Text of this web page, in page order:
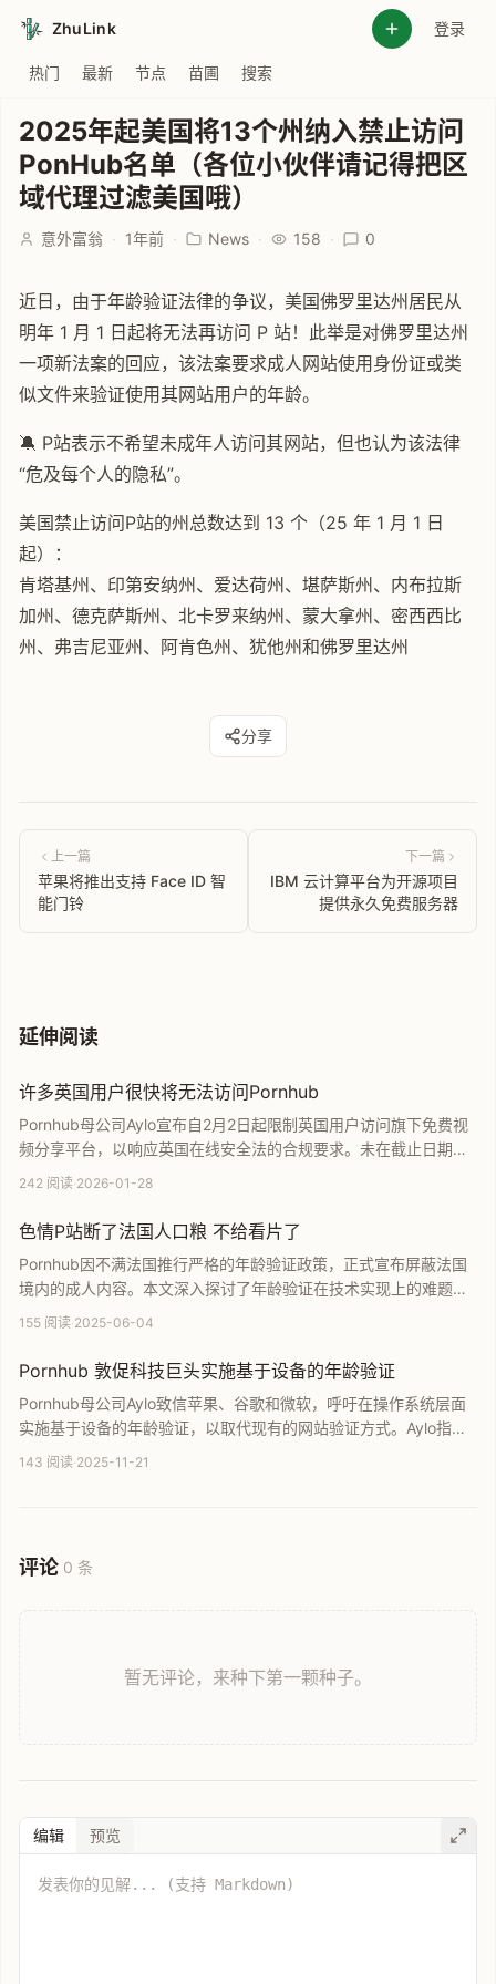
ZhuLink 登录
热门 最新 节点 苗圃 搜索
2025年起美国将13个州纳入禁止访问
PonHub名单（各位小伙伴请记得把区
域代理过滤美国哦）
意外富翁 · 1年前 · News · 158 · 0
近日，由于年龄验证法律的争议，美国佛罗里达州居民从
明年 1 月 1 日起将无法再访问 P 站！此举是对佛罗里达州
一项新法案的回应，该法案要求成人网站使用身份证或类
似文件来验证使用其网站用户的年龄。
🔕 P站表示不希望未成年人访问其网站，但也认为该法律
“危及每个人的隐私”。
美国禁止访问P站的州总数达到 13 个（25 年 1 月 1 日
起）：
肯塔基州、印第安纳州、爱达荷州、堪萨斯州、内布拉斯
加州、德克萨斯州、北卡罗来纳州、蒙大拿州、密西西比
州、弗吉尼亚州、阿肯色州、犹他州和佛罗里达州
分享
上一篇
苹果将推出支持 Face ID 智
能门铃
下一篇
IBM 云计算平台为开源项目
提供永久免费服务器
延伸阅读
许多英国用户很快将无法访问Pornhub
Pornhub母公司Aylo宣布自2月2日起限制英国用户访问旗下免费视
频分享平台，以响应英国在线安全法的合规要求。未在截止日期前
完成年龄验证的用户将被禁止访问，而已验证或付费用户不受影
的影响。
242 阅读·2026-01-28
色情P站断了法国人口粮 不给看片了
Pornhub因不满法国推行严格的年龄验证政策，正式宣布屏蔽法国
境内的成人内容。本文深入探讨了年龄验证在技术实现上的难题、
用户隐私泄露的巨大风险以及平台与科技巨头在责任归属上的博
间面临的多重挑战及其对行业发展的深远影响。
155 阅读·2025-06-04
Pornhub 敦促科技巨头实施基于设备的年龄验证
Pornhub母公司Aylo致信苹果、谷歌和微软，呼吁在操作系统层面
实施基于设备的年龄验证，以取代现有的网站验证方式。Aylo指出
网站端验证存在根本缺陷，无法有效防止未成年人接触不适宜内
143 阅读·2025-11-21
评论 0 条
暂无评论，来种下第一颗种子。
编辑 预览